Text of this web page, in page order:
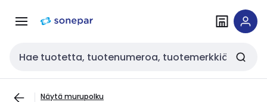
navigointiinsisältöön
Haku
Näytä murupolku